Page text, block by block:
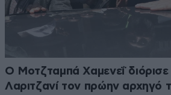
Ο Μοτζταμπά Χαμενεΐ
Λαριτζανί τον πρώην